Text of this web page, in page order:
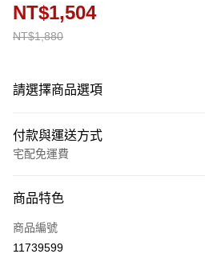
NT$1,880
NT$1,504
請選擇商品選項
付款與運送方式
宅配免運費
信用卡一次付款
信用卡分期付款
商品特色
商品編號
11739599